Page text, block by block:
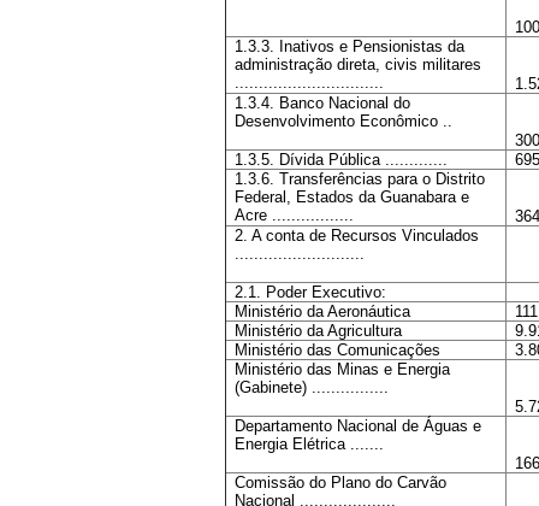
1.3.3. Inativos e Pensionistas da
administração direta, civis militares
...............................
1.3.4. Banco Nacional do
Desenvolvimento Econômico ..
1.3.5. Dívida Pública .............
1.3.6. Transferências para o Distrito
Federal, Estados da Guanabara e
Acre .................
2. A conta de Recursos Vinculados
...........................
2.1. Poder Executivo:
Ministério da Aeronáutica
Ministério da Agricultura
Ministério das Comunicações
Ministério das Minas e Energia
(Gabinete) ................
Departamento Nacional de Águas e
Energia Elétrica .......
Comissão do Plano do Carvão
Nacional ....................